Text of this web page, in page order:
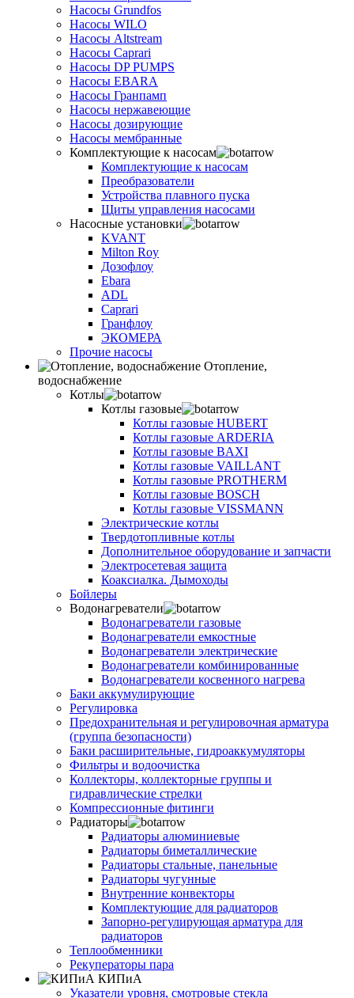
Насосы Grundfos
Насосы WILO
Насосы Altstream
Насосы Caprari
Насосы DP PUMPS
Насосы EBARA
Насосы Гранпамп
Насосы нержавеющие
Насосы дозирующие
Насосы мембранные
Комплектующие к насосам
Комплектующие к насосам
Преобразователи
Устройства плавного пуска
Щиты управления насосами
Насосные установки
KVANT
Milton Roy
Дозофлоу
Ebara
ADL
Caprari
Гранфлоу
ЭКОМЕРА
Прочие насосы
Отопление,
водоснабжение
Котлы
Котлы газовые
Котлы газовые HUBERT
Котлы газовые ARDERIA
Котлы газовые BAXI
Котлы газовые VAILLANT
Котлы газовые PROTHERM
Котлы газовые BOSCH
Котлы газовые VISSMANN
Электрические котлы
Твердотопливные котлы
Дополнительное оборудование и запчасти
Электросетевая защита
Коаксиалка. Дымоходы
Бойлеры
Водонагреватели
Водонагреватели газовые
Водонагреватели емкостные
Водонагреватели электрические
Водонагреватели комбинированные
Водонагреватели косвенного нагрева
Баки аккумулирующие
Регулировка
Предохранительная и регулировочная арматура
(группа безопасности)
Баки расширительные, гидроаккумуляторы
Фильтры и водоочистка
Коллекторы, коллекторные группы и
гидравлические стрелки
Компрессионные фитинги
Радиаторы
Радиаторы алюминиевые
Радиаторы биметаллические
Радиаторы стальные, панельные
Радиаторы чугунные
Внутренние конвекторы
Комплектующие для радиаторов
Запорно-регулирующая арматура для
радиаторов
Теплообменники
Рекуператоры пара
КИПиА
Указатели уровня, смотровые стекла